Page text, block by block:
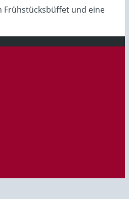
Frühstücksbüffet und eine